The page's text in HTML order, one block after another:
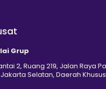
Grup
2, Ruang 219, Jalan Raya
Selatan, Daerah